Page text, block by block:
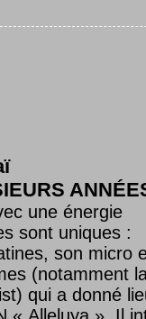
une énergie
sont uniques :
son micro
(notamment
qui a donné